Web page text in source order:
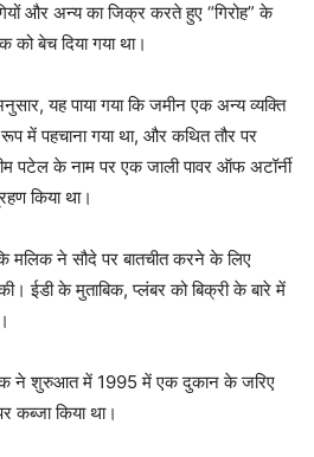
और अन्य का जिक्र करते हुए “गिरोह” के
बेच दिया गया था।
यह पाया गया कि जमीन एक अन्य व्यक्ति
में पहचाना गया था, और कथित तौर पर
पटेल के नाम पर एक जाली पावर ऑफ अटॉर्नी
किया था।
मलिक ने सौदे पर बातचीत करने के लिए
ईडी के मुताबिक, प्लंबर को बिक्री के बारे में
ने शुरुआत में 1995 में एक दुकान के जरिए
कब्जा किया था।